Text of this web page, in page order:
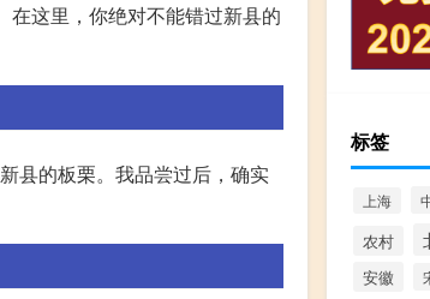
在这里，你绝对不能错过新县的
县的板栗。我品尝过后，确实
标签
上海
农村
安徽